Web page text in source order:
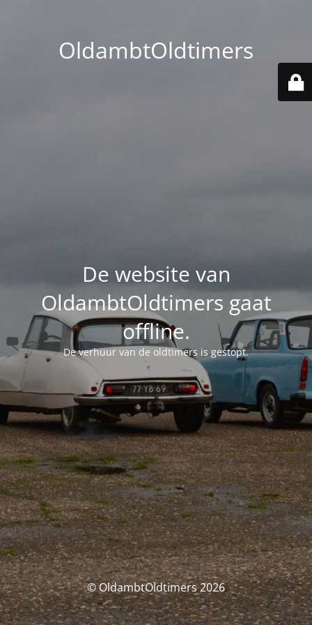
OldambtOldtimers
De website van
OldambtOldtimers gaat
offline.
De verhuur van de oldtimers is gestopt.
© OldambtOldtimers 2026